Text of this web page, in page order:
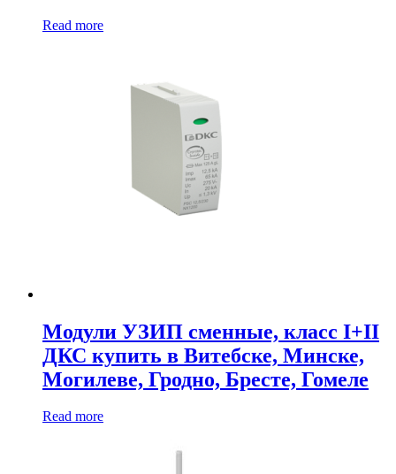
Read more
Модули УЗИП сменные, класс I+II
ДКС купить в Витебске, Минске,
Могилеве, Гродно, Бресте, Гомеле
Read more